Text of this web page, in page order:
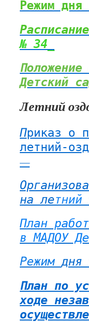
Режим дня
№ 34_
Детский
Летний
Приказ о
летний-
—
на летний
План
в МАДОУ
Режим дня
План по
ходе